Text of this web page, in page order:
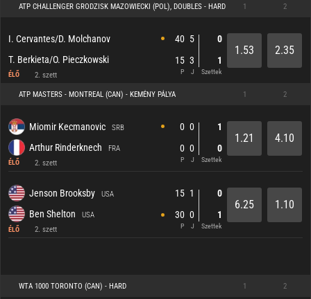
ATP CHALLENGER GRODZISK MAZOWIECKI (POL), DOUBLES - HARD 1 2
I. Cervantes/D. Molchanov
T. Berkieta/O. Pieczkowski
ÉLŐ 2. szett
40
15
P
5
3
J
0
1
Szettek
1.53 2.35
ATP MASTERS - MONTREAL (CAN) - KEMÉNY PÁLYA 1 2
Miomir Kecmanovic SRB
Arthur Rinderknech FRA
ÉLŐ 2. szett
0
0
P
0
0
J
1
0
Szettek
1.21 4.10
Jenson Brooksby USA
Ben Shelton USA
ÉLŐ 2. szett
15
30
P
1
0
J
0
1
Szettek
6.25 1.10
WTA 1000 TORONTO (CAN) - HARD 1 2